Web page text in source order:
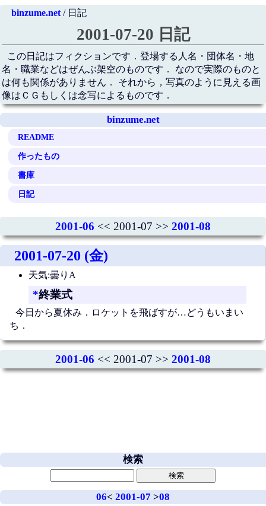
binzume.net/ 日記
2001-07-20 日記
この日記はフィクションです．登場する人名・団体名・地
名・職業などはぜんぶ架空のものです． なので実際のものと
は何も関係がありません． それから，写真のように見える画
像はＣＧもしくは念写によるものです．
binzume.net
README
作ったもの
書庫
日記
2001-06 << 2001-07 >> 2001-08
2001-07-20 (金)
天気:曇りA
*終業式
今日から夏休み．ロケットを飛ばすが…どうもいまい
ち．
2001-06 << 2001-07 >> 2001-08
検索
06< 2001-07 >08